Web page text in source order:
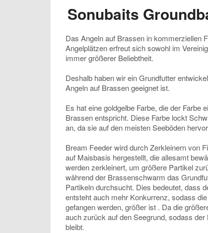
Sonubaits
Das Angeln auf Brassen in kommerziellen
Angelplätzen erfreut sich sowohl im
immer größerer Beliebtheit.
Deshalb haben wir ein Grundfutter
Angeln auf Brassen geeignet ist.
Es hat eine goldgelbe Farbe, die der Farbe
Brassen entspricht. Diese Farbe lockt
an, da sie auf den meisten Seeböden
Bream Feeder wird durch Zerkleinern von
auf Maisbasis hergestellt, die allesamt
werden zerkleinert, um größere Partikel
während der Brassenschwarm das
Partikeln durchsucht. Dies bedeutet, dass
entsteht auch mehr Konkurrenz, sodass
gefangen werden, größer ist . Da die
auch zurück auf den Seegrund, sodass
bleibt.